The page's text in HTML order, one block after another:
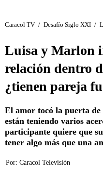
Caracol TV / Desafío Siglo XXI /
Luisa y Marlon
relación dentro
¿tienen pareja
El amor tocó la puerta
están teniendo varios
participante quiere que
tener algo más que una
Por: Caracol Televisión